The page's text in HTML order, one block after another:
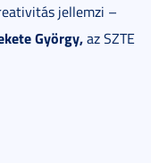
jellemzi –
György,az SZTE